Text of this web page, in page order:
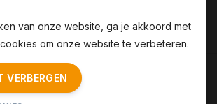
| Disclaimer
Sitemap
| RSS Feed
van onze website, ga je akkoord met
om onze website te verbeteren.
VERBERGEN